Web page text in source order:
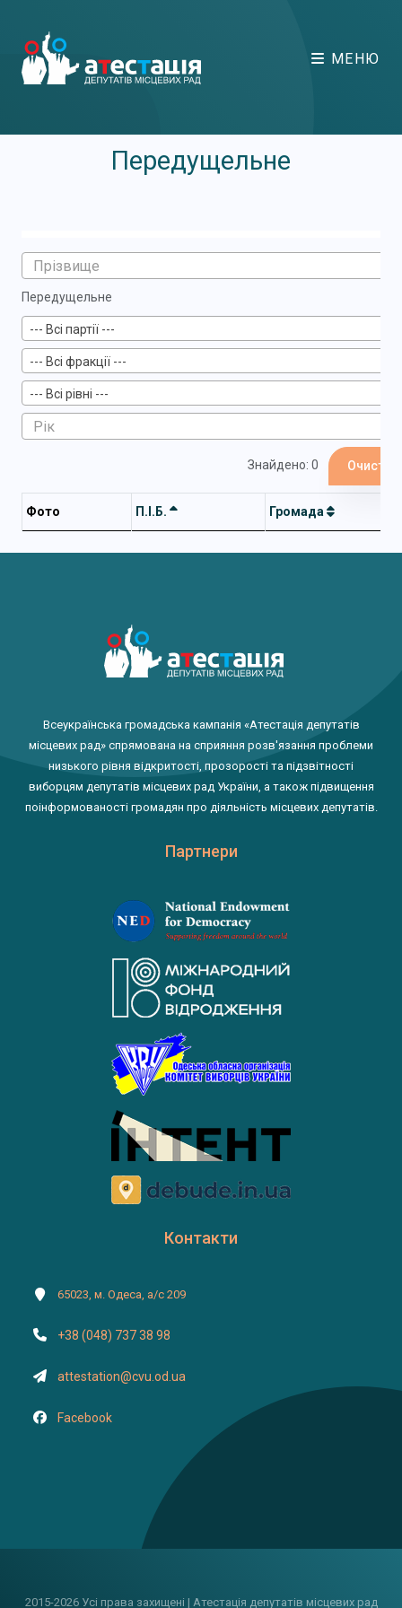
МЕНЮ
Передущельне
Передущельне
--- Всі партії ---
--- Всі фракції ---
--- Всі рівні ---
Знайдено: 0
Фото П.І.Б. Громада
Всеукраїнська громадська кампанія «Атестація депутатів
місцевих рад» спрямована на сприяння розв'язання проблеми
низького рівня відкритості, прозорості та підзвітності
виборцям депутатів місцевих рад України, а також підвищення
поінформованості громадян про діяльність місцевих депутатів.
Партнери
Контакти
65023, м. Одеса, а/с 209
+38 (048) 737 38 98
attestation@cvu.od.ua
Facebook
2015-2026 Усі права захищені | Атестація депутатів місцевих рад